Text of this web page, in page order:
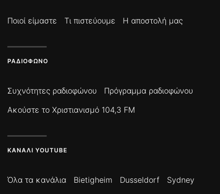
Ποιοί είμαστε Τι πιστεύουμε Η αποστολή μας
ΡΑΔΙΌΦΩΝΟ
Συχνότητες ραδιοφώνου
Πρόγραμμα ραδιοφώνου
Ακούστε το Χριστιανισμό 104,3 FM
ΚΑΝΆΛΙ YOUTUBE
Όλα τα κανάλια Bietigheim Dusseldorf
Sydney